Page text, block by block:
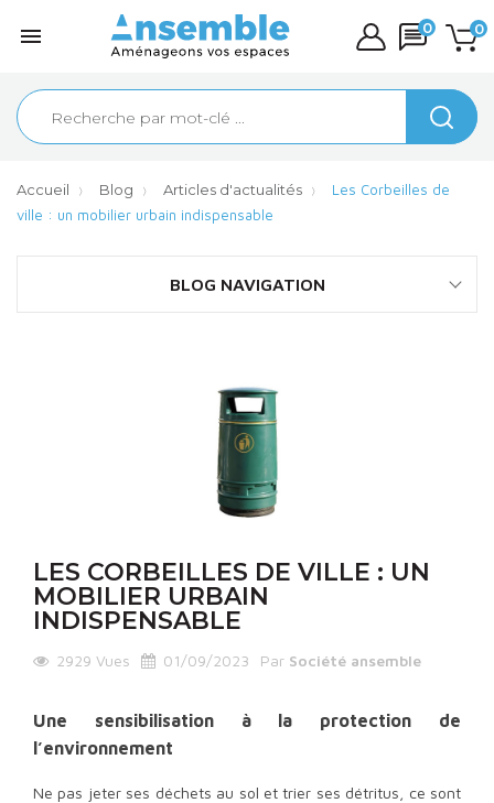
 0
0
Accueil Blog Articles d'actualités
Les Corbeilles de
ville : un mobilier urbain indispensable
BLOG NAVIGATION
LES CORBEILLES DE VILLE : UN
MOBILIER URBAIN
INDISPENSABLE
2929 Vues 01/09/2023 Par Société ansemble
Une sensibilisation à la protection de
l’environnement
Ne pas jeter ses déchets au sol et trier ses détritus, ce sont